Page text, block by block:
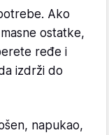
Ako
ostatke,
ređe i
izdrži do
napukao,